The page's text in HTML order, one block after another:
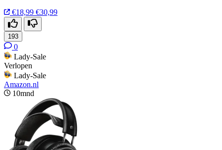
€18,99 €30,99
193
0
Lady-Sale
Verlopen
Lady-Sale
Amazon.nl
10mnd